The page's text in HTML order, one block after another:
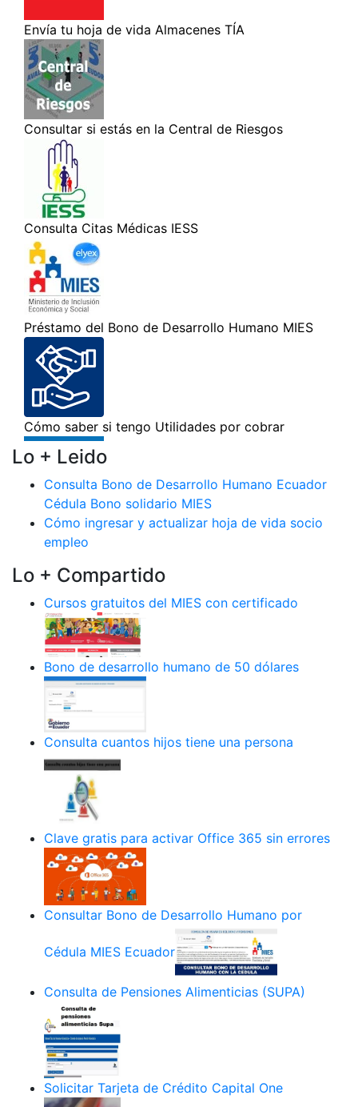
Lo + Leido
Consulta Bono de Desarrollo Humano Ecuador
Cédula Bono solidario MIES
Cómo ingresar y actualizar hoja de vida socio
empleo
Lo + Compartido
Cursos gratuitos del MIES con certificado
Bono de desarrollo humano de 50 dólares
Consulta cuantos hijos tiene una persona
Clave gratis para activar Office 365 sin errores
Consultar Bono de Desarrollo Humano por
Cédula MIES Ecuador
Consulta de Pensiones Alimenticias (SUPA)
Solicitar Tarjeta de Crédito Capital One